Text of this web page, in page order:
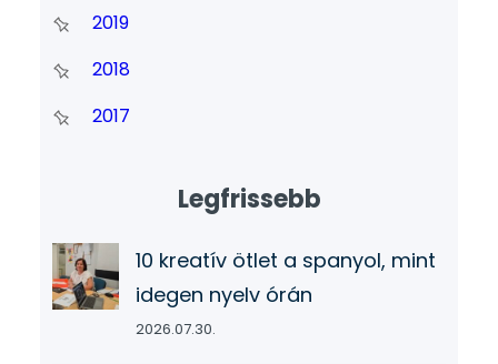
2019
2018
2017
Legfrissebb
10 kreatív ötlet a spanyol, mint
idegen nyelv órán
2026.07.30.